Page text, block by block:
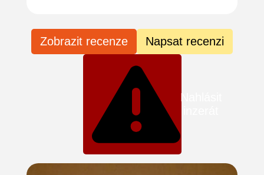
Zobrazit recenze Napsat recenzi
Nahlásit